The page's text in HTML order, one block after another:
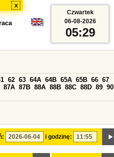
x
i godzinę:
62 63 64A 64B 65A 65B 66 67
87A 87B 88A 88B 88C 88D 89 90
Czwartek
06-08-2026
05:29